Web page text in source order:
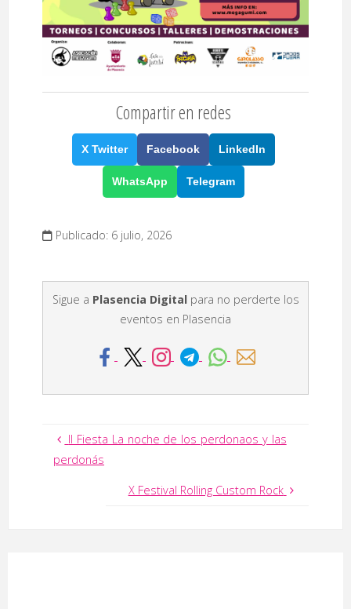
Compartir en redes
X Twitter Facebook LinkedIn
WhatsApp Telegram
Publicado: 6 julio, 2026
Sigue a Plasencia Digitalpara no perderte los
eventos en Plasencia
II Fiesta La noche de los perdonaos y las
perdonás
X Festival Rolling Custom Rock